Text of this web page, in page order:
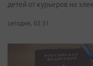
детей от курьеров на
сегодня, 02:31